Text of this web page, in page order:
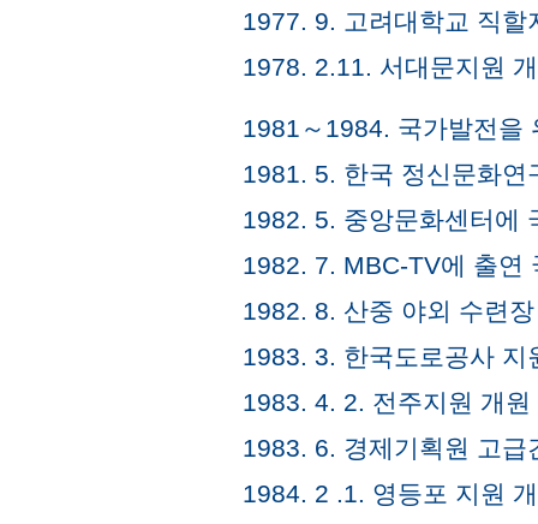
1977. 9. 고려대학교 직할
1978. 2.11. 서대문지원
1981～1984. 국가발전을
1981. 5. 한국 정신문화연
1982. 5. 중앙문화센터에
1982. 7. MBC-TV에 출연
1982. 8. 산중 야외 수련
1983. 3. 한국도로공사 지
1983. 4. 2. 전주지원 개원
1983. 6. 경제기획원 고급
1984. 2 .1. 영등포 지원